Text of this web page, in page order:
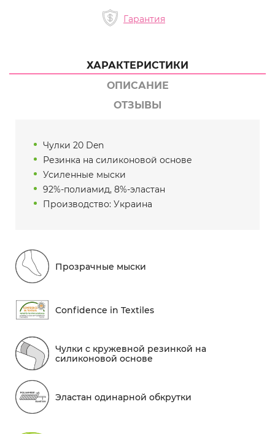
Гарантия
ХАРАКТЕРИСТИКИ
ОПИСАНИЕ
ОТЗЫВЫ
Чулки 20 Den
Резинка на силиконовой основе
Усиленные мыски
92%-полиамид, 8%-эластан
Производство: Украина
Прозрачные мыски
Conf​idence in Textiles
Чулки с кружевной резинкой на
силиконовой основе
Эластан одинарной обкрутки